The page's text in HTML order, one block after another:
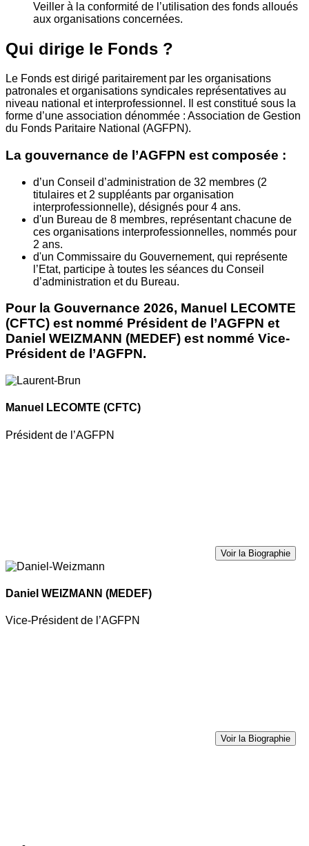
Veiller à la conformité de l’utilisation des fonds alloués
aux organisations concernées.
Qui dirige le Fonds ?
Le Fonds est dirigé paritairement par les organisations
patronales et organisations syndicales représentatives au
niveau national et interprofessionnel. Il est constitué sous la
forme d’une association dénommée : Association de Gestion
du Fonds Paritaire National (AGFPN).
La gouvernance de l’AGFPN est composée :
d’un Conseil d’administration de 32 membres (2
titulaires et 2 suppléants par organisation
interprofessionnelle), désignés pour 4 ans.
d'un Bureau de 8 membres, représentant chacune de
ces organisations interprofessionnelles, nommés pour
2 ans.
d'un Commissaire du Gouvernement, qui représente
l’Etat, participe à toutes les séances du Conseil
d’administration et du Bureau.
Pour la Gouvernance 2026, Manuel LECOMTE
(CFTC) est nommé Président de l’AGFPN et
Daniel WEIZMANN (MEDEF) est nommé Vice-
Président de l’AGFPN.
Manuel LECOMTE (CFTC)
Président de l’AGFPN
Voir la Biographie
Daniel WEIZMANN (MEDEF)
Vice-Président de l’AGFPN
Voir la Biographie